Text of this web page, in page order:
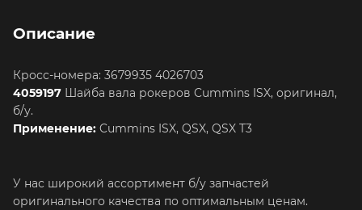
Описание
Кросс-номера: 3679935 4026703
4059197 Шайба вала рокеров Cummins ISX, оригинал,
б/у.
Применение: Cummins ISX, QSX, QSX T3
У нас широкий ассортимент б/у запчастей
оригинального качества по оптимальным ценам.